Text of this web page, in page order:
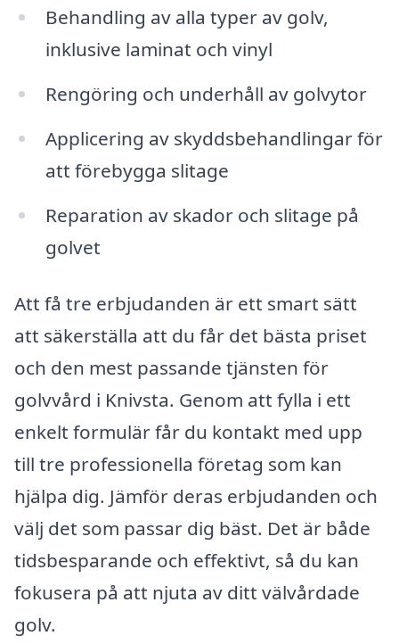
Behandling av alla typer av golv,
inklusive laminat och vinyl
Rengöring och underhåll av golvytor
Applicering av skyddsbehandlingar för
att förebygga slitage
Reparation av skador och slitage på
golvet
Att få tre erbjudanden är ett smart sätt
att säkerställa att du får det bästa priset
och den mest passande tjänsten för
golvvård i Knivsta. Genom att fylla i ett
enkelt formulär får du kontakt med upp
till tre professionella företag som kan
hjälpa dig. Jämför deras erbjudanden och
välj det som passar dig bäst. Det är både
tidsbesparande och effektivt, så du kan
fokusera på att njuta av ditt välvårdade
golv.